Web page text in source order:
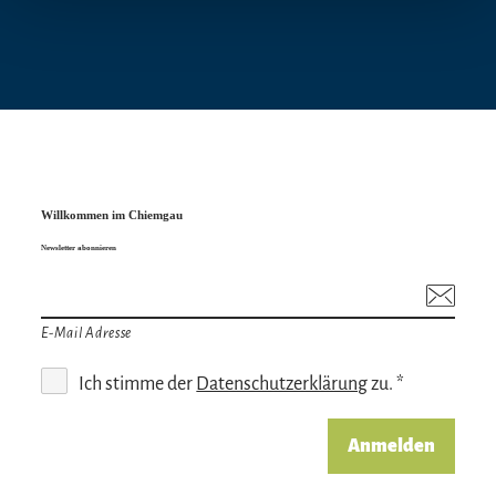
Willkommen im Chiemgau
Newsletter abonnieren
E-Mail Adresse
Ich stimme der Datenschutzerklärungzu. *
Anmelden